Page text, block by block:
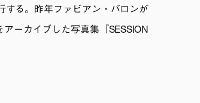
する。昨年ファビアン・バロンが
ーカイブした写真集『SESSION